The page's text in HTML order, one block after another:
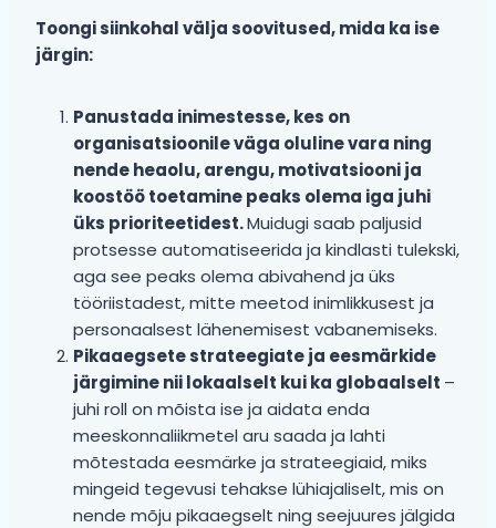
Toongi siinkohal välja soovitused, mida ka ise
järgin:
Panustada inimestesse, kes on
organisatsioonile väga oluline vara ning
nende heaolu, arengu, motivatsiooni ja
koostöö toetamine peaks olema iga juhi
üks prioriteetidest.Muidugi saab paljusid
protsesse automatiseerida ja kindlasti tulekski,
aga see peaks olema abivahend ja üks
tööriistadest, mitte meetod inimlikkusest ja
personaalsest lähenemisest vabanemiseks.
Pikaaegsete strateegiate ja eesmärkide
järgimine nii lokaalselt kui ka globaalselt –
juhi roll on mõista ise ja aidata enda
meeskonnaliikmetel aru saada ja lahti
mõtestada eesmärke ja strateegiaid, miks
mingeid tegevusi tehakse lühiajaliselt, mis on
nende mõju pikaaegselt ning seejuures jälgida